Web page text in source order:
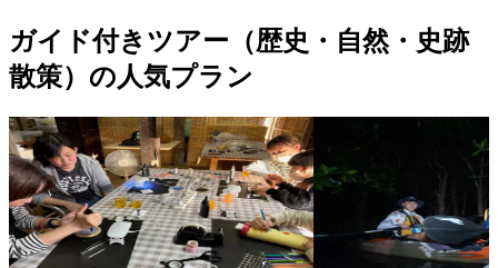
ガイド付きツアー（歴史・自然・史跡
散策）の人気プラン